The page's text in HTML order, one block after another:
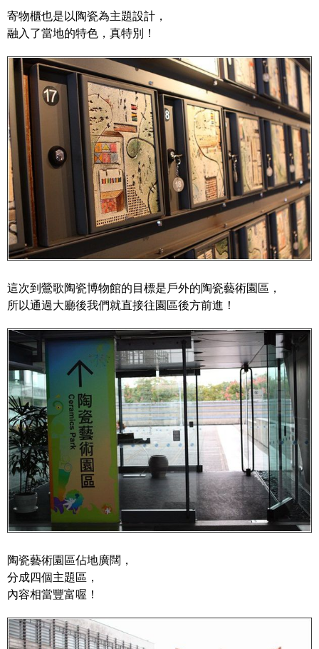
寄物櫃也是以陶瓷為主題設計，
融入了當地的特色，真特別！
這次到鶯歌陶瓷博物館的目標是戶外的陶瓷藝術園區，
所以通過大廳後我們就直接往園區後方前進！
陶瓷藝術園區佔地廣闊，
分成四個主題區，
內容相當豐富喔！